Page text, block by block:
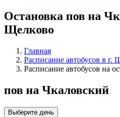
Остановка пов на
Щелково
Главная
Расписание автобусов в г.
Расписание автобусов на
пов на Чкаловский
Выберите день